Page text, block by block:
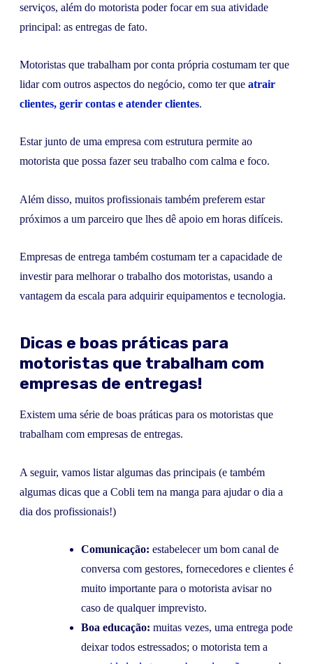
serviços, além do motorista poder focar em sua atividade
principal: as entregas de fato.
Motoristas que trabalham por conta própria costumam ter que
lidar com outros aspectos do negócio, como ter que atrair
clientes, gerir contas e atender clientes.
Estar junto de uma empresa com estrutura permite ao
motorista que possa fazer seu trabalho com calma e foco.
Além disso, muitos profissionais também preferem estar
próximos a um parceiro que lhes dê apoio em horas difíceis.
Empresas de entrega também costumam ter a capacidade de
investir para melhorar o trabalho dos motoristas, usando a
vantagem da escala para adquirir equipamentos e tecnologia.
Dicas e boas práticas para
motoristas que trabalham com
empresas de entregas!
Existem uma série de boas práticas para os motoristas que
trabalham com empresas de entregas.
A seguir, vamos listar algumas das principais (e também
algumas dicas que a Cobli tem na manga para ajudar o dia a
dia dos profissionais!)
Comunicação: estabelecer um bom canal de
conversa com gestores, fornecedores e clientes é
muito importante para o motorista avisar no
caso de qualquer imprevisto.
Boa educação: muitas vezes, uma entrega pode
deixar todos estressados; o motorista tem a